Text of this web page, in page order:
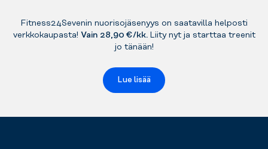
Fitness24Sevenin nuorisojäsenyys on saatavilla helposti
verkkokaupasta! Vain 28,90 €/kk. Liity nyt ja starttaa treenit
jo tänään!
Lue lisää